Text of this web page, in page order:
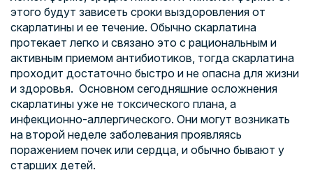
этого будут зависеть сроки выздоровления от
скарлатины и ее течение. Обычно скарлатина
протекает легко и связано это с рациональным и
активным приемом антибиотиков, тогда скарлатина
проходит достаточно быстро и не опасна для жизни
и здоровья. Основном сегодняшние осложнения
скарлатины уже не токсического плана, а
инфекционно-аллергического. Они могут возникать
на второй неделе заболевания проявляясь
поражением почек или сердца, и обычно бывают у
старших детей.